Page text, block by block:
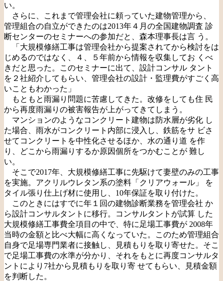
い。
さらに、これまで管理会社に頼っていた建物管理から、
管理組合の自立ができたのは2013年４月の全国建物調査 診
断センターのセミナーへの参加だと、森本理事長は言 う。
「大規模修繕工事は管理会社から提案されてから検討をは
じめるのではなく、４、５年前から情報を収集してお くべ
きだと思った。このセミナーに出て、設計コンサル タント
を２社紹介してもらい、管理会社の設計・監理費がすごく高
いこともわかった」
もともと雨漏り問題に苦慮してきた。改修をしても住 民
から再度雨漏りの被害報告が上がってきてしまう。
マンションのようなコンクリート建物は防水層が劣化 し
た場合、雨水がコンクリート内部に浸入し、鉄筋をサ ビさ
せてコンクリートを中性化させるほか、水の通り道 を作
り、どこから雨漏りするか原因個所をつかむことが 難し
い。
そこで2017年、大規模修繕工事に先駆けて妻壁のみの工事
を実施。アクリルウレタン系の塗料「クリアウォール」 を
タイル張り仕上げ材に使用し、10年保証を取り付けた。
このときにはすでに年１回の建物診断業務を管理会社 か
ら設計コンサルタントに移行。コンサルタントが試算 した
大規模修繕工事費全項目の中で、特に足場工事費が 2008年
当時の金額と比べ大幅に高くなっていた。このため管理組合
自身で足場専門業者に接触し、見積もりを取り寄せた。そこ
で足場工事費の水準が分かり、それをもとに再度コンサルタ
ントにより7社から見積もりを取り寄 せてもらい、見積金額
を判断した。